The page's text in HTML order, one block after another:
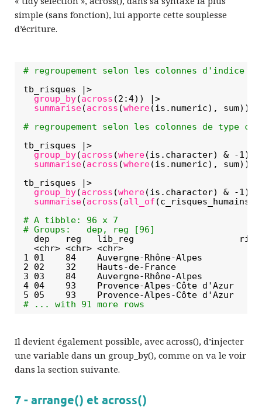
simple (sans fonction), lui apporte cette souplesse
d’écriture.
# regroupement selon les colonnes d'indice 2
tb_risques |>
group_by(across (2:4)) |>
summarise(across (where(is.numeric), sum))
# regroupement selon les colonnes de type
tb_risques |>
group_by(across (where(is.character) & -
summarise(across (where(is.numeric), sum))
tb_risques |>
group_by(across (where(is.character) & -
summarise(across (all_of
# A tibble: 96 x 7
# Groups:   dep, reg [96]
dep   reg   lib_reg
<chr> <chr> <chr>
1 01    84    Auvergne-Rhône-Alpes
2 02    32    Hauts-de-France
3 03    84    Auvergne-Rhône-Alpes
4 04    93    Provence-Alpes-Côte d'Azur
5 05    93    Provence-Alpes-Côte d'Azur
# ... with 91 more rows
Il devient également possible, avec across(), d’injecter
une variable dans un group_by(), comme on va le voir
dans la section suivante.
7 - arrange() et across()